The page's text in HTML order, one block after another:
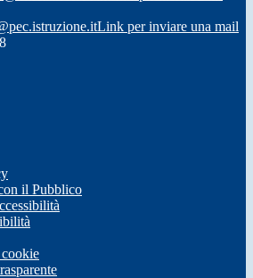
Link per inviare una mail
il Pubblico
cookie